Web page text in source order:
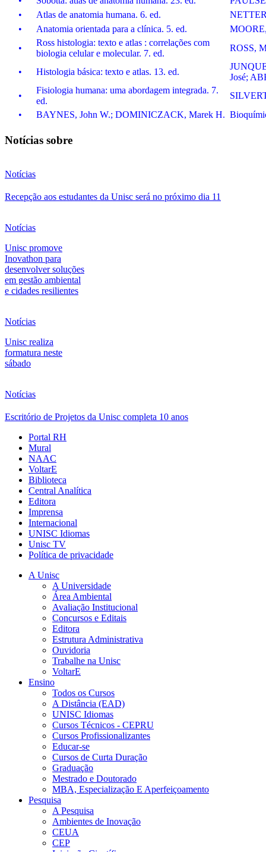
•
Atlas de anatomia humana. 6. ed.
•
Anatomia orientada para a clínica. 5. ed.
•
Ross histologia: texto e atlas : correlações com
biologia celular e molecular. 7. ed.
ROSS,
• Histologia básica: texto e atlas. 13. ed.
José;
•
Fisiologia humana: uma abordagem integrada. 7.
ed.
•
BAYNES, John W.; DOMINICZACK, Marek H.
Notícias sobre
Notícias
Recepção aos estudantes da Unisc será no próximo dia 11
Notícias
Unisc promove
Inovathon para
desenvolver soluções
em gestão ambiental
e cidades resilientes
Notícias
Unisc realiza
formatura neste
sábado
Notícias
Escritório de Projetos da Unisc completa 10 anos
Portal RH
Mural
NAAC
VoltarE
Biblioteca
Central Analítica
Editora
Imprensa
Internacional
UNISC Idiomas
Unisc TV
Política de privacidade
A Unisc
A Universidade
Área Ambiental
Avaliação Institucional
Concursos e Editais
Editora
Estrutura Administrativa
Ouvidoria
Trabalhe na Unisc
VoltarE
Ensino
Todos os Cursos
A Distância (EAD)
UNISC Idiomas
Cursos Técnicos - CEPRU
Cursos Profissionalizantes
Educar-se
Cursos de Curta Duração
Graduação
Mestrado e Doutorado
MBA, Especialização E Aperfeiçoamento
Pesquisa
A Pesquisa
Ambientes de Inovação
CEUA
CEP